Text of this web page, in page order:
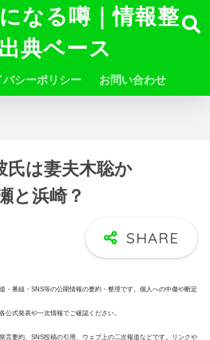
なる噂｜情報整
典ベース
バシーポリシー お問い合わせ
氏は妻夫木聡か
と浜崎？
番組・SNS等の公開情報の要約・整理です。個人への中傷や断定
公式発表や一次情報でご確認ください。
言要約、SNS投稿の引用、ウェブ上の二次報道などです。リンクや